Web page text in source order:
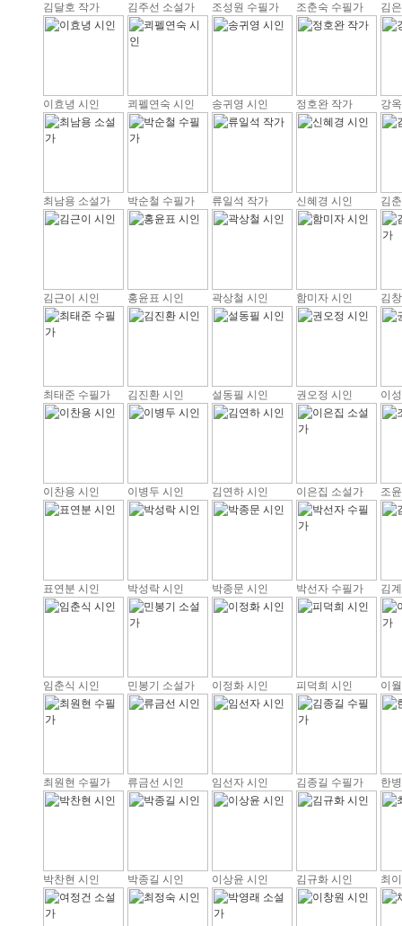
김달호 작가 김주선 소설가 조성원 수필가 조춘숙 수필가 김
이효녕 시인 쾨펠연숙 시인 송귀영 시인 정호완 작가 강
최남용 소설가 박순철 수필가 류일석 작가 신혜경 시인 김
김근이 시인 홍윤표 시인 곽상철 시인 함미자 시인 김
최태준 수필가 김진환 시인 설동필 시인 권오정 시인 이
이찬용 시인 이병두 시인 김연하 시인 이은집 소설가 조
표연분 시인 박성락 시인 박종문 시인 박선자 수필가 김
임춘식 시인 민봉기 소설가 이정화 시인 피덕희 시인 이
최원현 수필가 류금선 시인 임선자 시인 김종길 수필가 한
박찬현 시인 박종길 시인 이상윤 시인 김규화 시인 최